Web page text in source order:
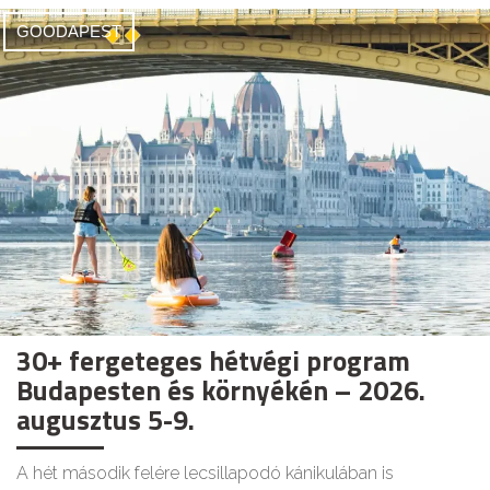
GOODAPEST
30+ fergeteges hétvégi program
Budapesten és környékén – 2026.
augusztus 5-9.
A hét második felére lecsillapodó kánikulában is